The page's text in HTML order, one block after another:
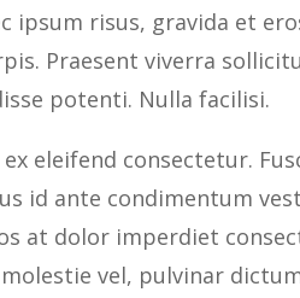
ipsum risus, gravida et
Praesent viverra
potenti. Nulla facilisi.
ex eleifend consectetur.
id ante condimentum
at dolor imperdiet
vel, pulvinar